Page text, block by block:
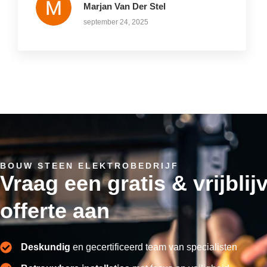
Marjan Van Der Stel
september 24, 2025
BOUW STEEN ELEKTROBEDRIJF
Vraag een gratis &
offerte aan
Deskundig en gecertificeerd team van specialisten